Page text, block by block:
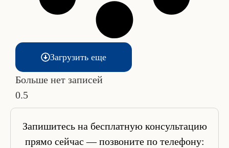
Загрузить еще
Больше нет записей
Запишитесь на бесплатную консультацию
прямо сейчас — позвоните по телефону: